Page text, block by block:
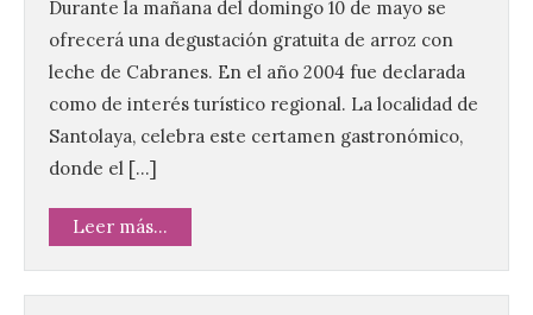
Durante la mañana del domingo 10 de mayo se
ofrecerá una degustación gratuita de arroz con
leche de Cabranes. En el año 2004 fue declarada
como de interés turístico regional. La localidad de
Santolaya, celebra este certamen gastronómico,
donde el […]
Leer más...